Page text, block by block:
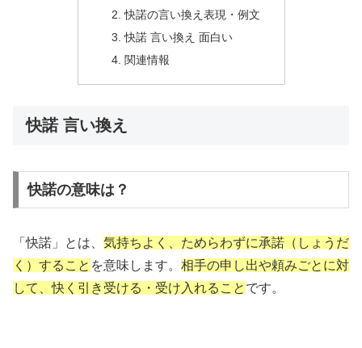
快諾の言い換え表現・例文
快諾 言い換え 面白い
関連情報
快諾 言い換え
快諾の意味は？
「快諾」とは、 気持ちよく、ためらわずに承諾（しょうだ
く）すること を意味します。 相手の申し出や頼みごとに対
して、快く引き受ける・受け入れること です。